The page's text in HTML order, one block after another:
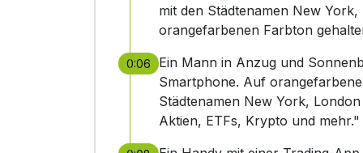
mit den Städtenamen New
orangefarbenen Farbton
0:06
Ein Mann in Anzug und
Smartphone. Auf
Städtenamen New York,
Aktien, ETFs, Krypto und